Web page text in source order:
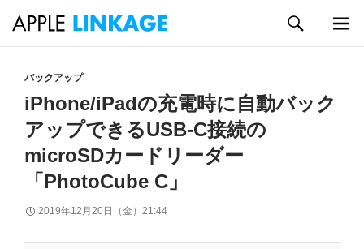
索
バックアップ
iPhone/iPadの充電時に自動バック
アップできるUSB-C接続の
microSDカードリーダー
「PhotoCube C」
2019年12月20日（金）21:44